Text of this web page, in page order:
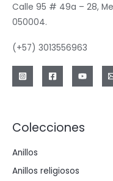
Calle 95 # 49a – 28,
050004.
(+57) 3013556963
Colecciones
Anillos
Anillos religiosos